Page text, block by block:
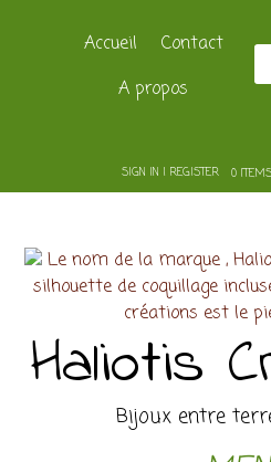
Accueil
Contact
A propos
SIGN IN | REGISTER 0
Haliotis
Bijoux entre